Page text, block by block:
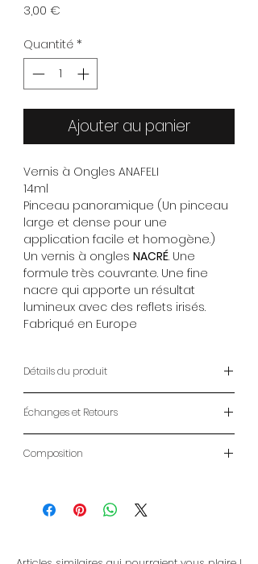
3,00 €
Quantité*
Ajouter au panier
Vernis à Ongles ANAFELI
14ml
Pinceau panoramique (Un pinceau
large et dense pour une
application facile et homogène.)
Un vernis à ongles NACRÉ. Une
formule très couvrante. Une fine
nacre qui apporte un résultat
lumineux avec des reflets irisés.
Fabriqué en Europe
Détails du produit
14ml
Pinceau panoramique (Un pinceau
large et dense pour une
formule très couvrante. Une fine
nacre qui apporte un résultat
Échanges et Retours
- LIVRAISON À DOMICILE : 2-7 jours
COLLECT
Composition
nitrocellulose, phtalic anhydride,
trimellitic, anhydride, glycols